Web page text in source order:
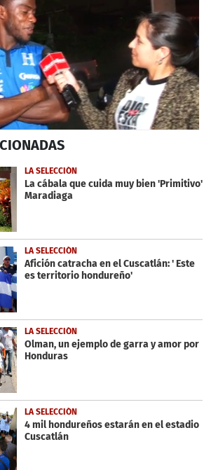
LA SELECCIÓN
La cábala que cuida muy bien 'Primitivo'
Maradiaga
LA SELECCIÓN
Afición catracha en el Cuscatlán: ' Este
es territorio hondureño'
LA SELECCIÓN
Olman, un ejemplo de garra y amor por
Honduras
LA SELECCIÓN
4 mil hondureños estarán en el estadio
Cuscatlán